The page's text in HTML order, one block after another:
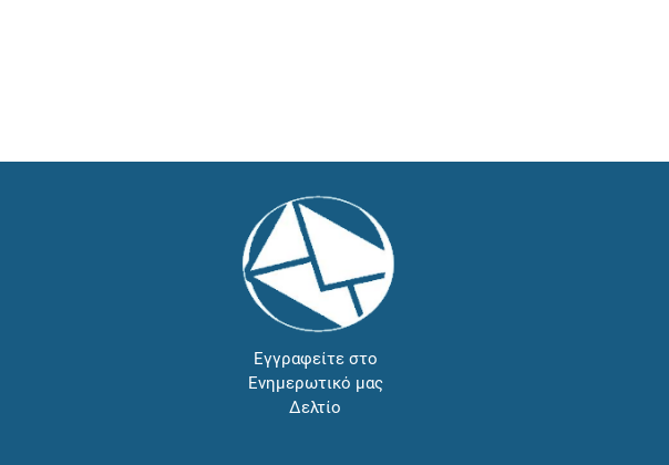
Εγγραφείτε στο
Ενημερωτικό μας
Δελτίο